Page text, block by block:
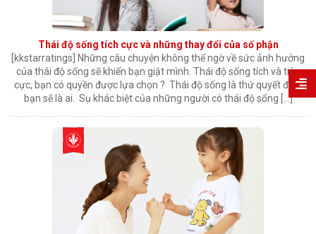
Thái độ sống tích cực và những thay đổi của số phận
[kkstarratings] Những câu chuyện không thể ngờ về sức ảnh hưởng
của thái độ sống sẽ khiến bạn giật mình. Thái độ sống tích và tiêu
cực, bạn có quyền được lựa chọn ? Thái độ sống là thứ quyết định
bạn sẽ là ai. Sụ khác biệt của những người có thái độ sống […]